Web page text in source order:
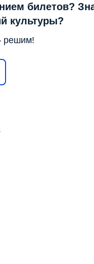
билетов?
культуры?
решим!